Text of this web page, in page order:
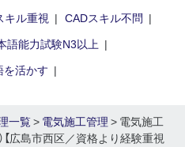
キル重視
CADスキル不問
語能力試験N3以上
を活かす
一覧> 電気施工管理 > 電気施工
【広島市西区／資格より経験重視